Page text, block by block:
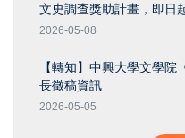
文史調查獎助計畫，即日
2026-05-08
【轉知】中興大學文學
長徵稿資訊
2026-05-05